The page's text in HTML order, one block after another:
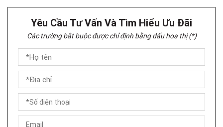
Yêu Cầu Tư Vấn Và Tìm Hiểu Ưu Đãi
Các trường bắt buộc được chỉ định bằng dấu hoa thị (*)